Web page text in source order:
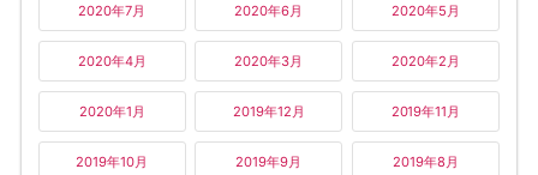
2020年7月 2020年6月 2020年5月
2020年4月 2020年3月 2020年2月
2020年1月 2019年12月 2019年11月
2019年10月 2019年9月 2019年8月